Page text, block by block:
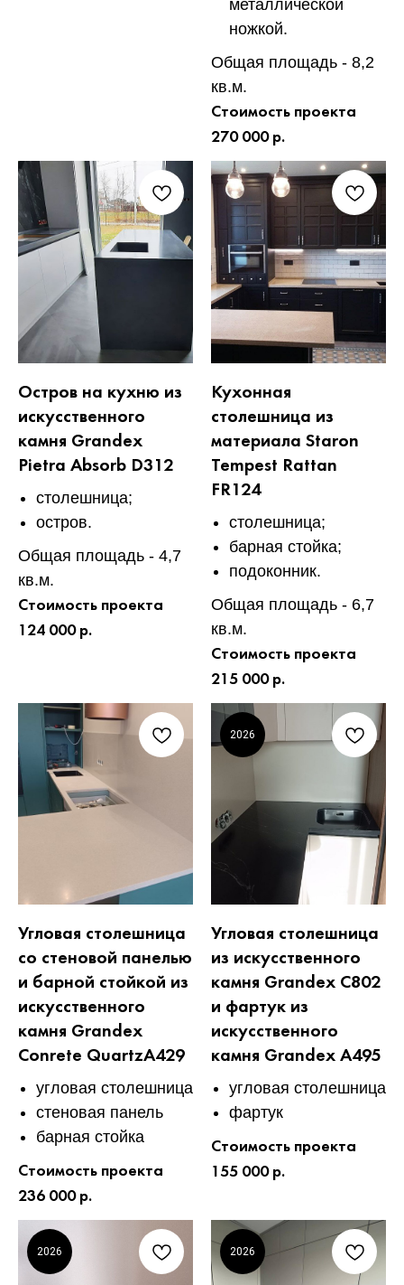
металлической
ножкой.
Общая площадь - 8,2
кв.м.
Стоимость проекта
270 000 р.
Остров на кухню из
искусственного
камня Grandex
Pietra Absorb D312
столешница;
остров.
Общая площадь - 4,7
кв.м.
Стоимость проекта
124 000 р.
Кухонная
столешница из
материала Staron
Tempest Rattan
FR124
столешница;
барная стойка;
подоконник.
Общая площадь - 6,7
кв.м.
Стоимость проекта
215 000 р.
Угловая столешница
со стеновой панелью
и барной стойкой из
искусственного
камня Grandex
Conrete QuartzA429
угловая столешница
стеновая панель
барная стойка
Стоимость проекта
236 000 р.
2026
Угловая столешница
из искусственного
камня Grandex C802
и фартук из
искусственного
камня Grandex A495
угловая столешница
фартук
Стоимость проекта
155 000 р.
2026 2026